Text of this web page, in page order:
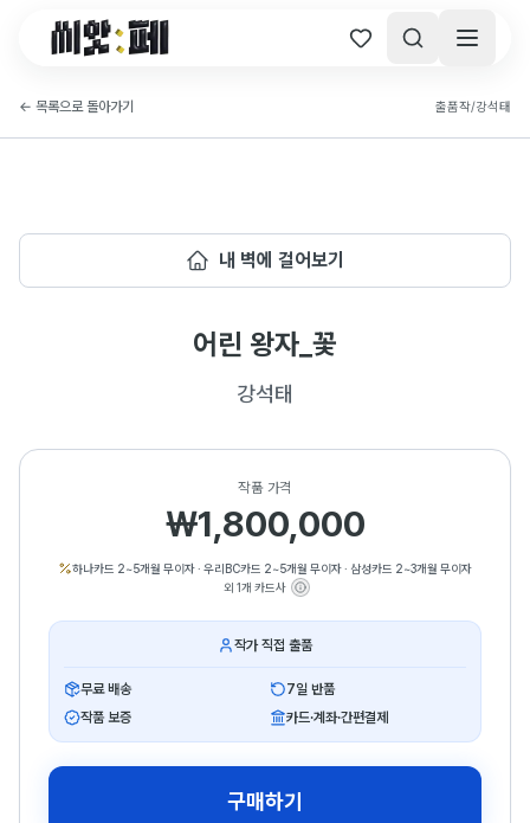
씨앗페 온라인 홈
← 목록으로 돌아가기 출품작/강석태
내 벽에 걸어보기
어린 왕자_꽃
강석태
작품 가격
₩1,800,000
하나카드 2~5개월 무이자· 우리BC카드 2~5개월 무이자· 삼성카드 2~3개월 무이자
외 1개 카드사
작가 직접 출품
무료 배송
7일 반품
작품 보증
카드·계좌·간편결제
구매하기